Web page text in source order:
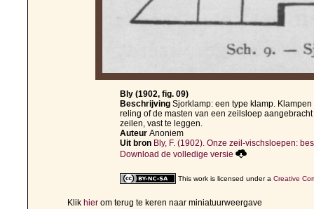
Bly (1902, fig. 09)
Beschrijving Sjorklamp: een type klamp.
reling of de masten van een zeilsloep
zeilen, vast te leggen.
Auteur Anoniem
Uit bron Bly, F. (1902). Onze zeil-vischsloepen:
Download de volledige versie
This work is licensed under a Creative
Klik hier om terug te keren naar miniatuurweergave